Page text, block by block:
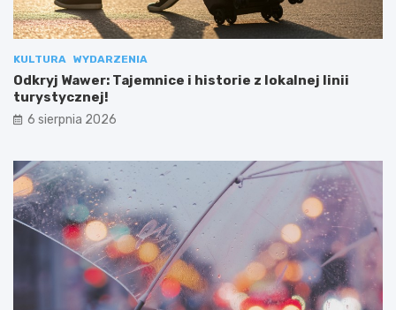
KULTURA WYDARZENIA
Odkryj Wawer: Tajemnice i historie z lokalnej linii
turystycznej!
6 sierpnia 2026